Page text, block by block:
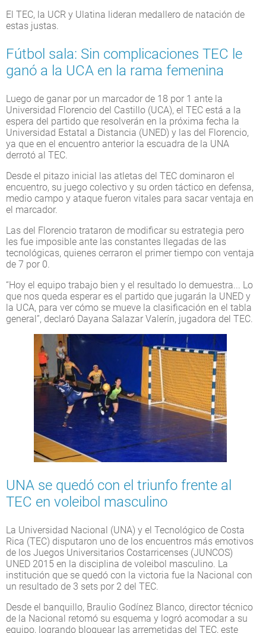
El TEC, la UCR y Ulatina lideran medallero de natación de
estas justas.
Fútbol sala: Sin complicaciones TEC le
ganó a la UCA en la rama femenina
Luego de ganar por un marcador de 18 por 1 ante la
Universidad Florencio del Castillo (UCA), el TEC está a la
espera del partido que resolverán en la próxima fecha la
Universidad Estatal a Distancia (UNED) y las del Florencio,
ya que en el encuentro anterior la escuadra de la UNA
derrotó al TEC.
Desde el pitazo inicial las atletas del TEC dominaron el
encuentro, su juego colectivo y su orden táctico en defensa,
medio campo y ataque fueron vitales para sacar ventaja en
el marcador.
Las del Florencio trataron de modificar su estrategia pero
les fue imposible ante las constantes llegadas de las
tecnológicas, quienes cerraron el primer tiempo con ventaja
de 7 por 0.
“Hoy el equipo trabajo bien y el resultado lo demuestra... Lo
que nos queda esperar es el partido que jugarán la UNED y
la UCA, para ver cómo se mueve la clasificación en el tabla
general”, declaró Dayana Salazar Valerín, jugadora del TEC.
UNA se quedó con el triunfo frente al
TEC en voleibol masculino
La Universidad Nacional (UNA) y el Tecnológico de Costa
Rica (TEC) disputaron uno de los encuentros más emotivos
de los Juegos Universitarios Costarricenses (JUNCOS)
UNED 2015 en la disciplina de voleibol masculino. La
institución que se quedó con la victoria fue la Nacional con
un resultado de 3 sets por 2 del TEC.
Desde el banquillo, Braulio Godínez Blanco, director técnico
de la Nacional retomó su esquema y logró acomodar a su
equipo, logrando bloquear las arremetidas del TEC, este